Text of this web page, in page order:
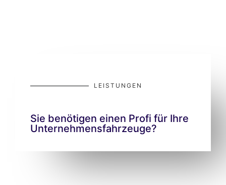
LEISTUNGEN
Sie benötigen einen Profi für Ihre
Unternehmensfahrzeuge?